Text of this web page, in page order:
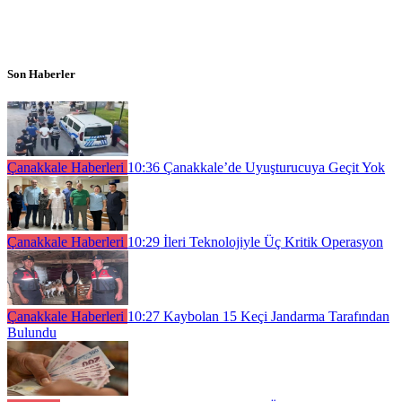
Son Haberler
Çanakkale Haberleri 10:36 Çanakkale’de Uyuşturucuya Geçit Yok
Çanakkale Haberleri 10:29 İleri Teknolojiyle Üç Kritik Operasyon
Çanakkale Haberleri 10:27 Kaybolan 15 Keçi Jandarma Tarafından
Bulundu